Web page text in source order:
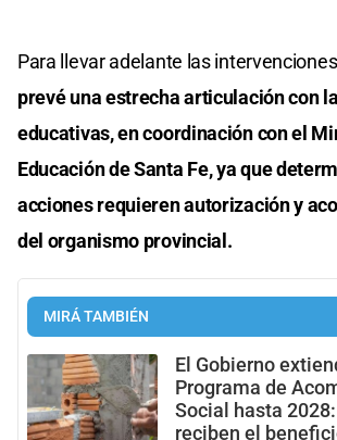
Para llevar adelante las
prevé una estrecha articulación con
educativas, en coordinación con el
Educación de Santa Fe, ya que
acciones requieren autorización y
del organismo provincial.
MIRÁ TAMBIÉN
El Gobierno
Programa de
Social hasta
reciben el